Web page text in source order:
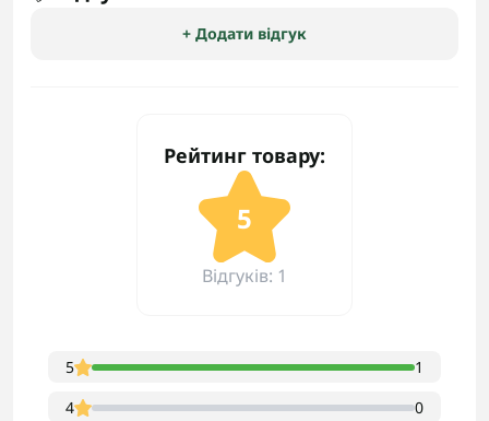
+ Додати відгук
Рейтинг товару:
5
Відгуків: 1
5
1
4
0